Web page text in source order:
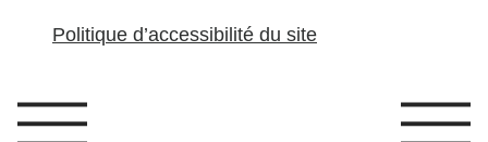
Politique d’accessibilité du site